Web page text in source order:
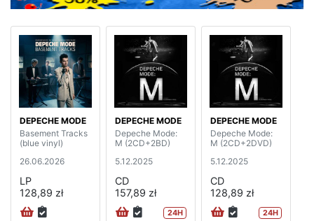
DEPECHE MODE
Basement Tracks
(blue vinyl)
26.06.2026
LP
128,89 zł
DEPECHE MODE
Depeche Mode:
M (2CD+2BD)
5.12.2025
CD
157,89 zł
24H
DEPECHE MODE
Depeche Mode:
M (2CD+2DVD)
5.12.2025
CD
128,89 zł
24H